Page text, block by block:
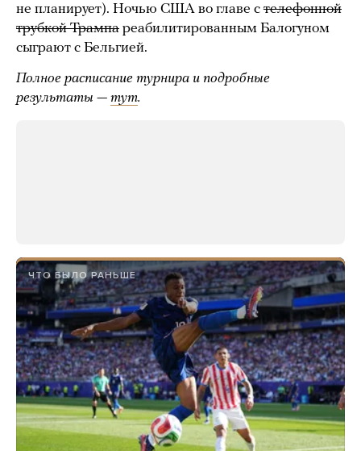
не планирует). Ночью США во главе с телефонной
трубкой Трампа реабилитированным Балогуном
сыграют с Бельгией.
Полное расписание турнира и подробные
результаты — тут.
ЧТО БЫЛО РАНЬШЕ